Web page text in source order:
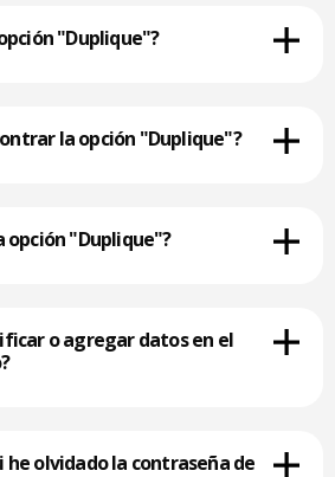
"Duplique"?
la opción "Duplique"?
opción "Duplique"?
o agregar datos en el
he olvidado la contraseña de